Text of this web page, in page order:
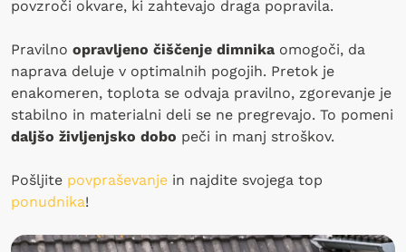
povzroči okvare, ki zahtevajo draga popravila.
Pravilno opravljeno čiščenje dimnika omogoči, da
naprava deluje v optimalnih pogojih. Pretok je
enakomeren, toplota se odvaja pravilno, zgorevanje je
stabilno in materialni deli se ne pregrevajo. To pomeni
daljšo življenjsko dobo peči in manj stroškov.
Pošljite povpraševanje in najdite svojega top
ponudnika!